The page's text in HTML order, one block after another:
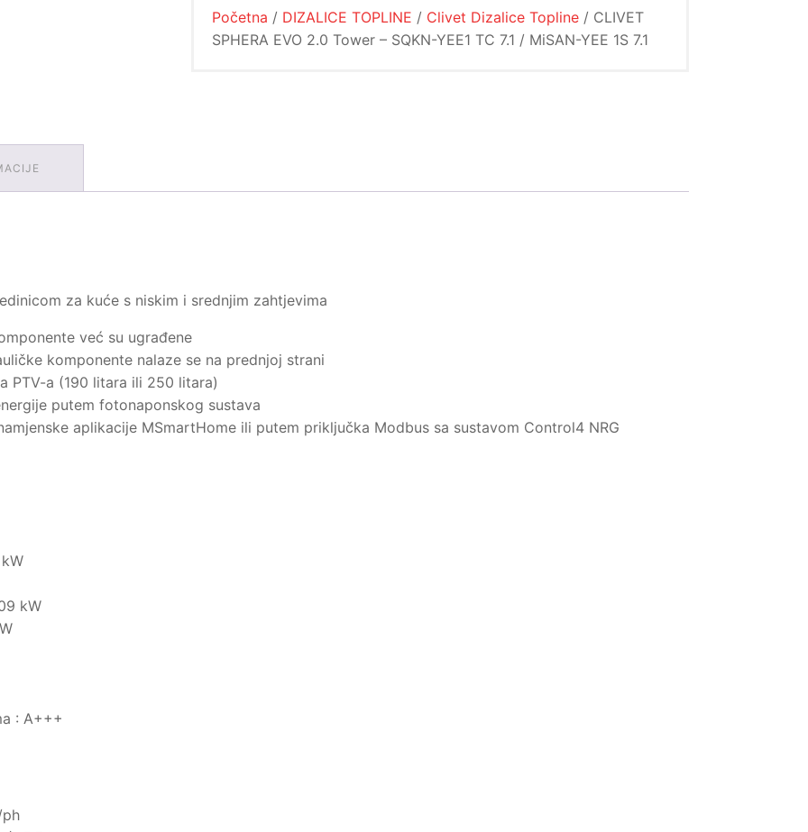
TC
7.1
Početna / DIZALICE TOPLINE / Clivet Dizalice Topline / CLIVET
SPHERA EVO 2.0 Tower – SQKN-YEE1 TC 7.1 / MiSAN-YEE 1S 7.1
za kuće s niskim i srednjim zahtjevima
već su ugrađene
komponente nalaze se na prednjoj strani
PTV-a (190 litara ili 250 litara)
putem fotonaponskog sustava
aplikacije MSmartHome ili putem priključka Modbus sa sustavom Control4 NRG
kW
: A+++